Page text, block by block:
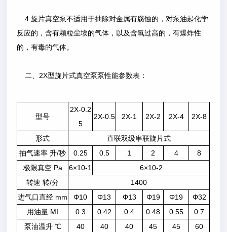
4.旋片真空泵不适用于抽除对金属有腐蚀的，对泵油起化学
反应的，含有颗粒尘埃的气体，以及含氧过高的，有爆炸性
的，有毒的气体。
二、2X型旋片式真空泵泵性能参数表：
型号
2X-0.2
5
2X-0.5 2X-1 2X-2 2X-4 2X-8
形式
直联双级串联旋片式
抽气速率 升/秒
0.25 0.5 1 2 4
8
极限真空 Pa
6×10-1
6×10-2
转速 转/分
1400
进气口直经 mm
Φ10 Φ13 Φ13 Φ19 Φ19
Φ32
用油量 MI
0.3 0.42 0.4 0.48 0.55
0.7
泵油温升 ℃
40 40 40 45 45
60